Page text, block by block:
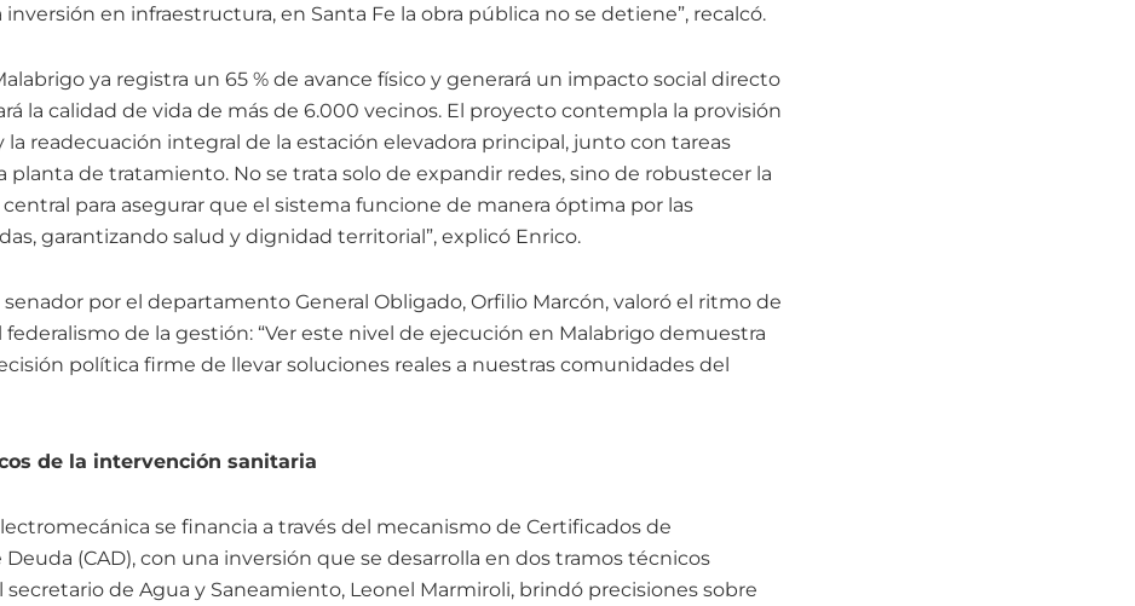
en infraestructura, en Santa Fe la obra pública no se detiene”, recalcó.
ya registra un 65 % de avance físico y generará un impacto social directo
la calidad de vida de más de 6.000 vecinos. El proyecto contempla la provisión
la readecuación integral de la estación elevadora principal, junto con tareas
planta de tratamiento. No se trata solo de expandir redes, sino de robustecer la
para asegurar que el sistema funcione de manera óptima por las
garantizando salud y dignidad territorial”, explicó Enrico.
senador por el departamento General Obligado, Orfilio Marcón, valoró el ritmo de
federalismo de la gestión: “Ver este nivel de ejecución en Malabrigo demuestra
política firme de llevar soluciones reales a nuestras comunidades del
de la intervención sanitaria
se financia a través del mecanismo de Certificados de
(CAD), con una inversión que se desarrolla en dos tramos técnicos
secretario de Agua y Saneamiento, Leonel Marmiroli, brindó precisiones sobre